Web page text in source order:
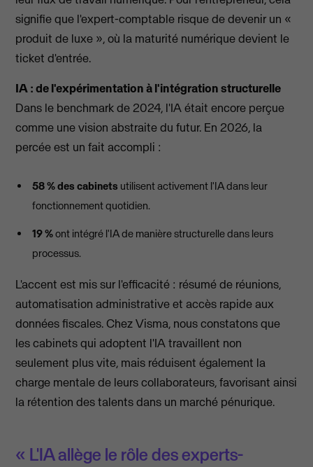
signifie que l'expert-comptable risque de devenir un «
produit de luxe », où la maturité numérique devient le
ticket d'entrée.
IA : de l'expérimentation à l'intégration structurelle
Dans le benchmark de 2024, l'IA était encore perçue
comme une vision abstraite du futur. En 2026, la
percée est un fait accompli :
58 % des cabinets utilisent activement l'IA dans leur
fonctionnement quotidien.
19 %ont intégré l'IA de manière structurelle dans leurs
processus.
L'accent est mis sur l'efficacité : résumé de réunions,
automatisation administrative et accès rapide aux
données fiscales. Chez Visma, nous constatons que
les cabinets qui adoptent l'IA travaillent non
seulement plus vite, mais réduisent également la
charge mentale de leurs collaborateurs, favorisant ainsi
la rétention des talents dans un marché pénurique.
« L'IA allège le rôle des experts-